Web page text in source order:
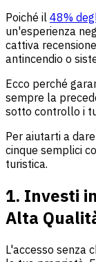
Poiché il 48%
un'esperienza
cattiva
antincendio o
Ecco perché
sempre la
sotto controllo i
Per aiutarti a
cinque semplici
turistica.
1. Investi
Alta
L'accesso senza